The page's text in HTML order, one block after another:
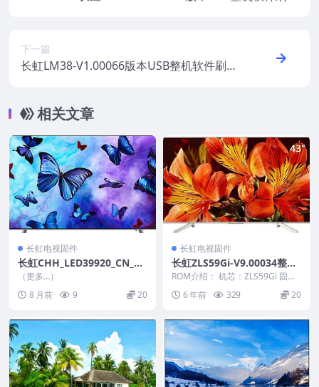
下一篇
长虹LM38-V1.00066版本USB整机软件刷机
相关文章
长虹电视固件
长虹CHH_LED39920_CN_RT
D2648_PCB5635-C_TPT390J
1_L01_V2.30_20121210_U盘
刷机固件
（更多…）
8 月前
9 20
长虹电视固件
长虹ZLS59Gi-V9.00034整机
原厂刷机固件下载
ROM介绍： 机芯：ZLS59Gi 固件
版本：V9.00034 适用机型：请以
机...6 年前 329 20